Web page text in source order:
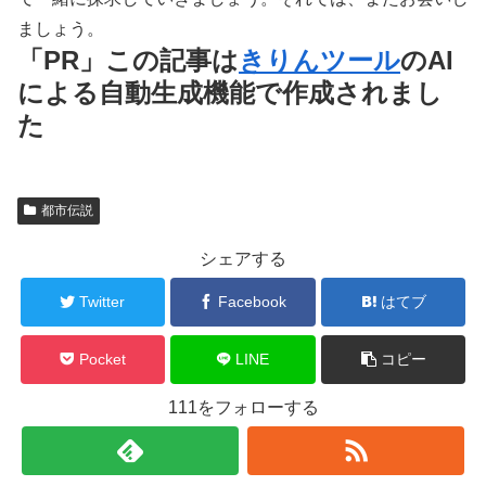
ましょう。
「PR」この記事はきりんツールのAI
による自動生成機能で作成されまし
た
都市伝説
シェアする
Twitter Facebook はてブ
Pocket LINE コピー
111をフォローする